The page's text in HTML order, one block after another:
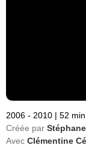
2006 - 2010 | 52 min
Créée par
Avec Clémentine